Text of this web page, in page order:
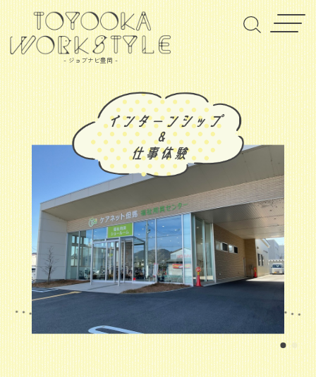
- ジョブナビ豊岡 -
ケアネットタジマカブシキガイシャ
ケアネット但馬株式会社
福祉用具サービス全般
企業情報はこちら